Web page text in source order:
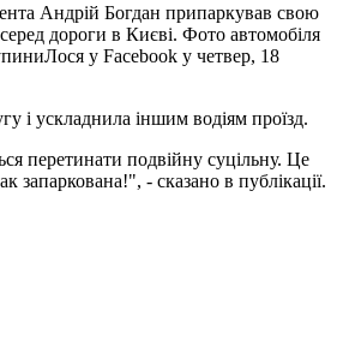
Андрій Богдан припаркував свою
дороги в Києві. Фото автомобіля
у Facebook у четвер, 18
і ускладнила іншим водіям проїзд.
перетинати подвійну суцільну. Це
запаркована!", - сказано в публікації.